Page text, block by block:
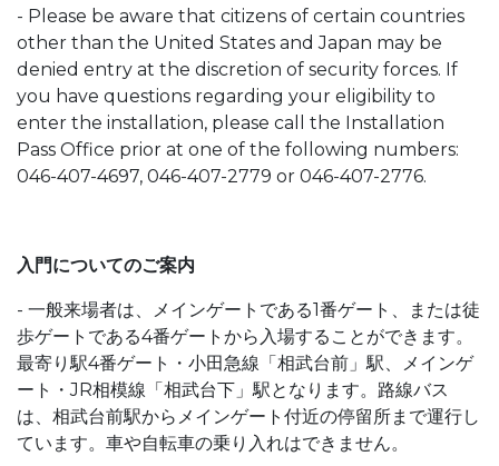
- Please be aware that citizens of certain countries
other than the United States and Japan may be
denied entry at the discretion of security forces. If
you have questions regarding your eligibility to
enter the installation, please call the Installation
Pass Office prior at one of the following numbers:
046-407-4697, 046-407-2779 or 046-407-2776.
入門についてのご案内
- 一般来場者は、メインゲートである1番ゲート、または徒
歩ゲートである4番ゲートから入場することができます。
最寄り駅4番ゲート・小田急線「相武台前」駅、メインゲ
ート・JR相模線「相武台下」駅となります。路線バス
は、相武台前駅からメインゲート付近の停留所まで運行し
ています。車や自転車の乗り入れはできません。